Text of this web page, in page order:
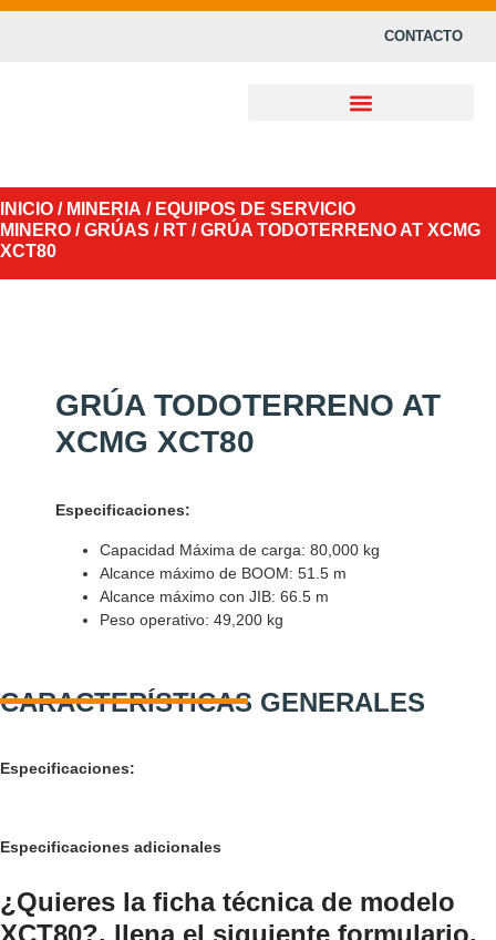
CONTACTO
INICIO / MINERIA / EQUIPOS DE SERVICIO
MINERO /GRÚAS / RT / GRÚA TODOTERRENO AT XCMG
XCT80
GRÚA TODOTERRENO AT
XCMG XCT80
Especificaciones:
Capacidad Máxima de carga: 80,000 kg
Alcance máximo de BOOM: 51.5 m
Alcance máximo con JIB: 66.5 m
Peso operativo: 49,200 kg
CARACTERÍSTICAS GENERALES
Especificaciones:
Especificaciones adicionales
¿Quieres la ficha técnica de modelo
XCT80?, llena el siguiente formulario.